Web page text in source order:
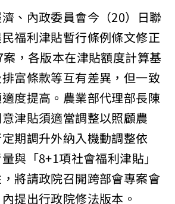
、內政委員會今（20）日聯
福利津貼暫行條例條文修正
，各版本在津貼額度計算基
富條款等互有差異，但一致
度提高。農業部代理部長陳
津貼須適當調整以照顧農
期調升外納入機動調整依
與「8+1項社會福利津貼」
將請政院召開跨部會專案會